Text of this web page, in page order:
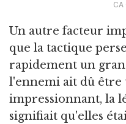
Un autre facteur
que la tactique
rapidement un
l'ennemi ait dû être
impressionnant, la
signifiait qu'elles